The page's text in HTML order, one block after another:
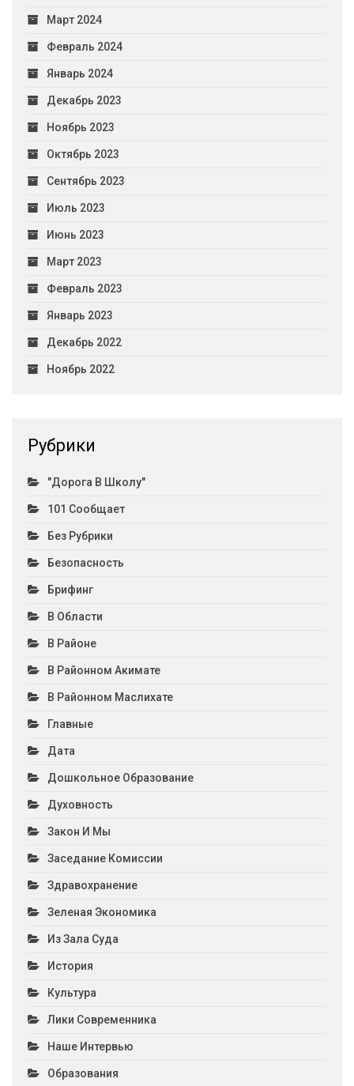
Март 2024
Февраль 2024
Январь 2024
Декабрь 2023
Ноябрь 2023
Октябрь 2023
Сентябрь 2023
Июль 2023
Июнь 2023
Март 2023
Февраль 2023
Январь 2023
Декабрь 2022
Ноябрь 2022
Рубрики
"Дорога В Школу"
101 Сообщает
Без Рубрики
Безопасность
Брифинг
В Области
В Районе
В Районном Акимате
В Районном Маслихате
Главные
Дата
Дошкольное Образование
Духовность
Закон И Мы
Заседание Комиссии
Здравохранение
Зеленая Экономика
Из Зала Суда
История
Культура
Лики Современника
Наше Интервью
Образования